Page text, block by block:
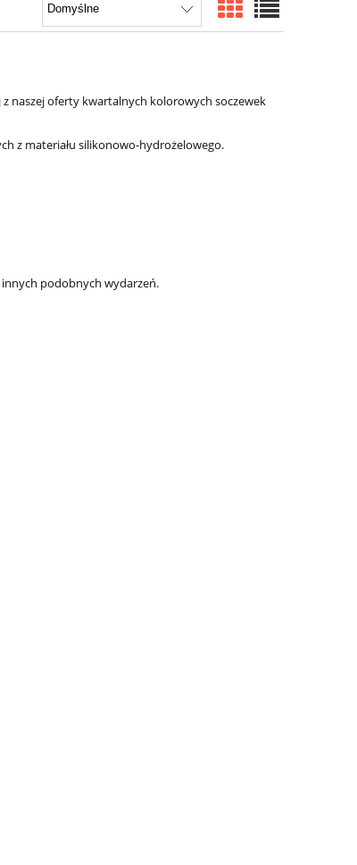
naszej oferty kwartalnych kolorowych soczewek
z materiału silikonowo-hydrożelowego.
podobnych wydarzeń.